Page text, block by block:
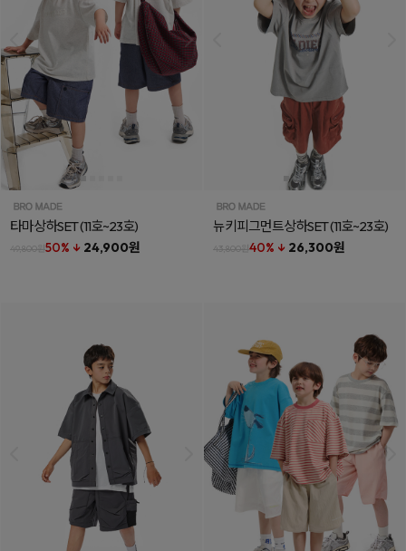
타마상하SET(11호~23호)
49,800원50% ↓ 24,900원
뉴키피그먼트상하SET(11호~23호)
43,800원40% ↓ 26,300원